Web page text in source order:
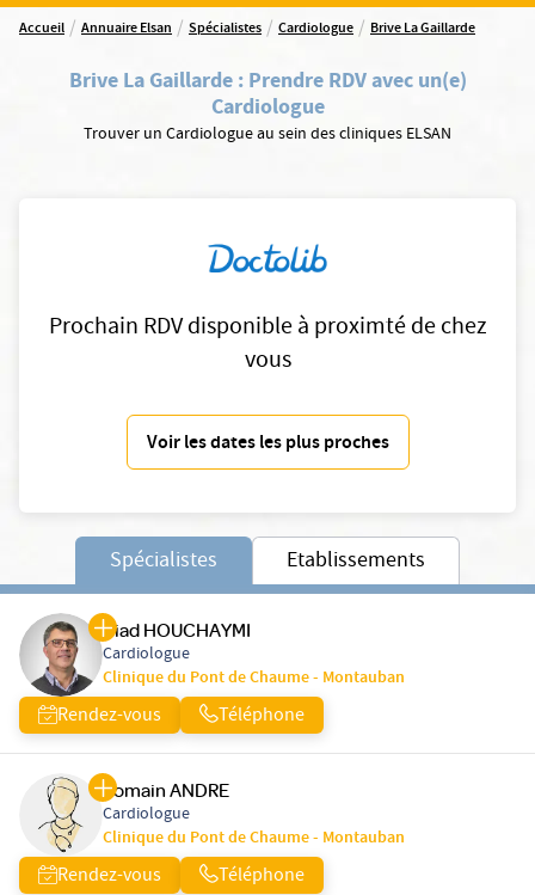
Accueil / Annuaire Elsan / Spécialistes / Cardiologue / Brive La Gaillarde
Brive La Gaillarde: Prendre RDV avec un(e)
Cardiologue
Trouver un Cardiologue au sein des cliniques ELSAN
Prochain RDV disponible à proximté de chez
vous
Voir les dates les plus proches
Spécialistes Etablissements
Ziad HOUCHAYMI
Cardiologue
Clinique du Pont de Chaume - Montauban
Rendez-vous Téléphone
Romain ANDRE
Cardiologue
Clinique du Pont de Chaume - Montauban
Rendez-vous Téléphone